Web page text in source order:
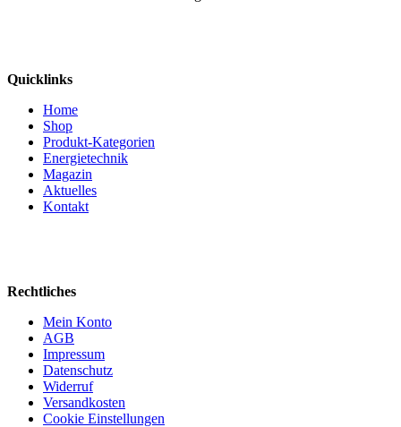
Quicklinks
Home
Shop
Produkt-Kategorien
Energietechnik
Magazin
Aktuelles
Kontakt
Rechtliches
Mein Konto
AGB
Impressum
Datenschutz
Widerruf
Versandkosten
Cookie Einstellungen